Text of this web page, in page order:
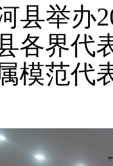
县举办
各界代
模范代